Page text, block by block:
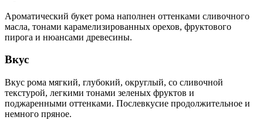
Ароматический букет рома наполнен оттенками сливочного
масла, тонами карамелизированных орехов, фруктового
пирога и нюансами древесины.
Вкус
Вкус рома мягкий, глубокий, округлый, со сливочной
текстурой, легкими тонами зеленых фруктов и
поджаренными оттенками. Послевкусие продолжительное и
немного пряное.